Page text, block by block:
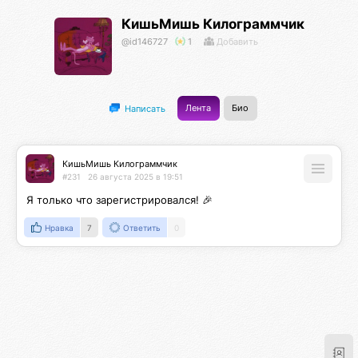
КишьМишь Килограммчик
@id146727 1 Добавить
Написать Лента Био
КишьМишь Килограммчик
#231 26 августа 2025 в 19:51
Я только что зарегистрировался! 🎉
Нравка 7 Ответить 0